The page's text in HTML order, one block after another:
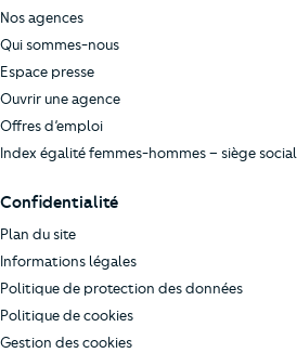
Nos agences
Qui sommes-nous
Espace presse
Ouvrir une agence
Offres d’emploi
Index égalité femmes-hommes – siège social
Confidentialité
Plan du site
Informations légales
Politique de protection des données
Politique de cookies
Gestion des cookies